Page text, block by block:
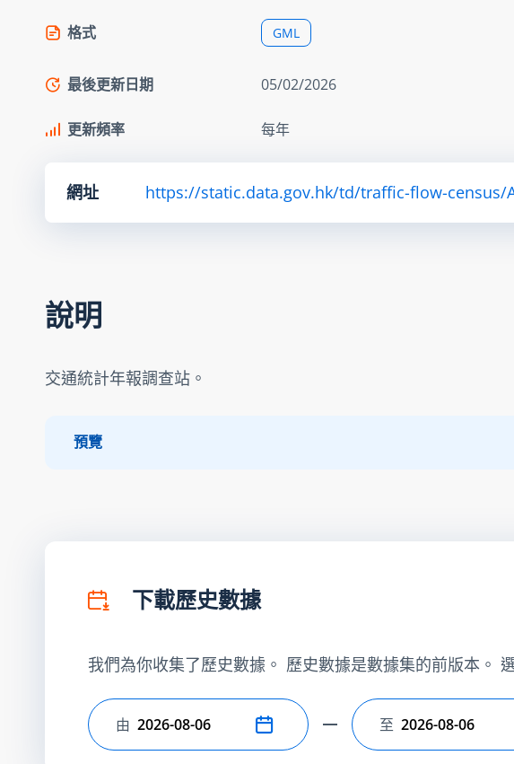
格式 GML
最後更新日期 05/02/2026
更新頻率 每年
網址 https://static.data.gov.hk/td/traffic-flow-census/
說明
交通統計年報調查站。
預覽
下載歷史數據
我們為你收集了歷史數據。 歷史數據是數據集的前版本。
選擇開始日期
由 選擇結束日期
至